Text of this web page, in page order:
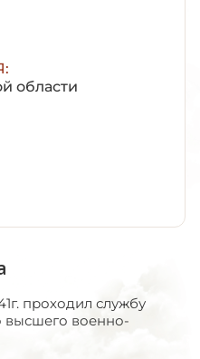
области
проходил службу
высшего военно-